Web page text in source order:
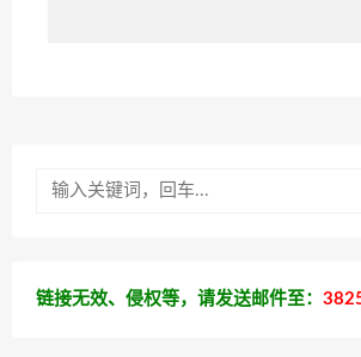
链接无效、侵权等，请发送邮件至：